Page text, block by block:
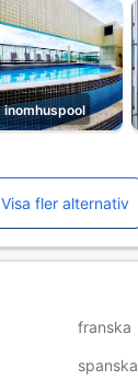
inomhuspool
Visa fler alternativ
franska
spanska